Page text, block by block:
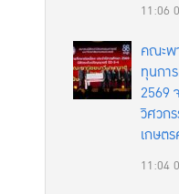
11:06
คณะพ
ทุนกา
2569
วิศวก
เกษต
11:04